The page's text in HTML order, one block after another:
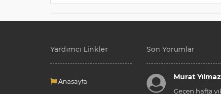
Yardımcı Linkler
Anasayfa
Son Yorumlar
Murat Yılmaz
Geçen hafta